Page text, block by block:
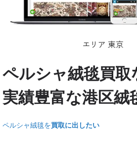
エリア 東京
ペルシャ絨毯買取
実績豊富な港区絨
ペルシャ絨毯を買取に出したい